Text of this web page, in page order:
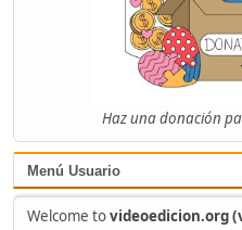
Haz una donación
Menú Usuario
Welcome tovideoedicion.org